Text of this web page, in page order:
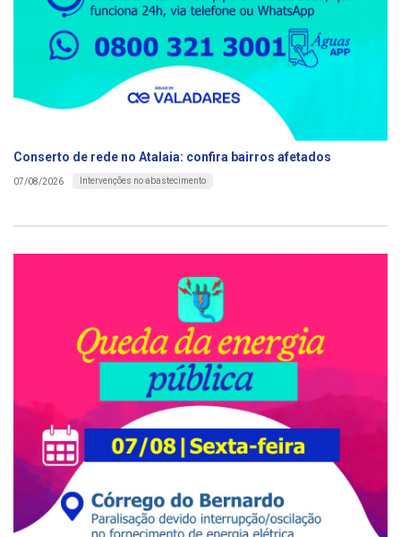
Conserto de rede no Atalaia: confira bairros afetados
07/08/2026 Intervenções no abastecimento